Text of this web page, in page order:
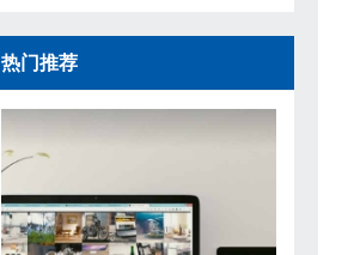
热门推荐